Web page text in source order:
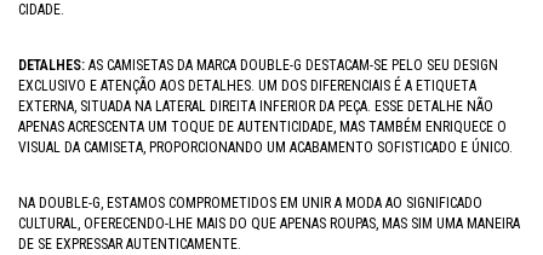
CIDADE.
DETALHES: AS CAMISETAS DA MARCA DOUBLE-G DESTACAM-SE PELO SEU DESIGN
EXCLUSIVO E ATENÇÃO AOS DETALHES. UM DOS DIFERENCIAIS É A ETIQUETA
EXTERNA, SITUADA NA LATERAL DIREITA INFERIOR DA PEÇA. ESSE DETALHE NÃO
APENAS ACRESCENTA UM TOQUE DE AUTENTICIDADE, MAS TAMBÉM ENRIQUECE O
VISUAL DA CAMISETA, PROPORCIONANDO UM ACABAMENTO SOFISTICADO E ÚNICO.
NA DOUBLE-G, ESTAMOS COMPROMETIDOS EM UNIR A MODA AO SIGNIFICADO
CULTURAL, OFERECENDO-LHE MAIS DO QUE APENAS ROUPAS, MAS SIM UMA MANEIRA
DE SE EXPRESSAR AUTENTICAMENTE.